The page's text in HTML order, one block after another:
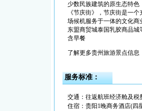
少数民族建筑的原生态特
《节庆街》，节庆街是一
场候机服务于一体的文化
东盟商贸城泰国乳胶商品城
含早餐
了解更多贵州旅游景点信息
服务标准：
交通：往返航班经济舱及税
住宿：贵阳1晚商务酒店(四